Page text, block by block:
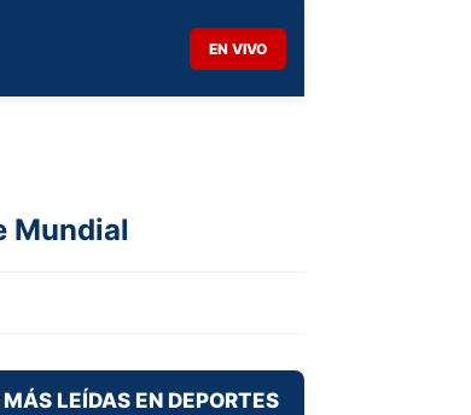
EN VIVO
Mundial
LEÍDAS EN DEPORTES